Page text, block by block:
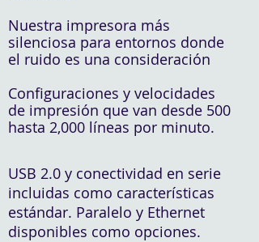
Nuestra impresora más
silenciosa para entornos donde
el ruido es una consideración
Configuraciones y velocidades
de impresión que van desde 500
hasta 2,000 líneas por minuto.
USB 2.0 y conectividad en serie
incluidas como características
estándar. Paralelo y Ethernet
disponibles como opciones.